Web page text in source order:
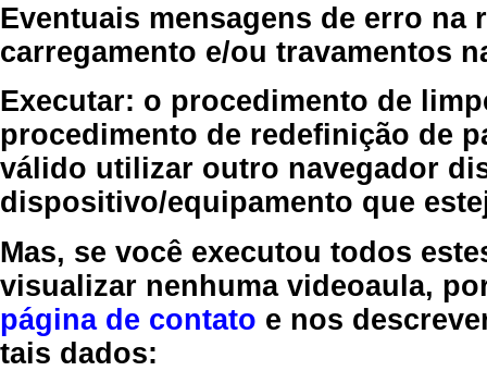
Eventuais mensagens de erro
carregamento e/ou travamentos
Executar: o procedimento de
procedimento de redefinição de
válido utilizar outro navegador
dispositivo/equipamento que
Mas, se você executou todos
visualizar nenhuma videoaula,
página de contato e nos
tais dados: